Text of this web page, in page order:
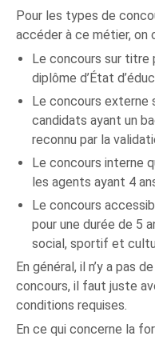
Pour les types de
accéder à ce métier, on
Le concours sur titre
diplôme d’État
Le concours externe
candidats ayant un
reconnu par la
Le concours interne
les agents ayant 4
Le concours
pour une durée de 5
social, sportif et
En général, il n’y a pas
concours, il faut juste
conditions requises.
En ce qui concerne la